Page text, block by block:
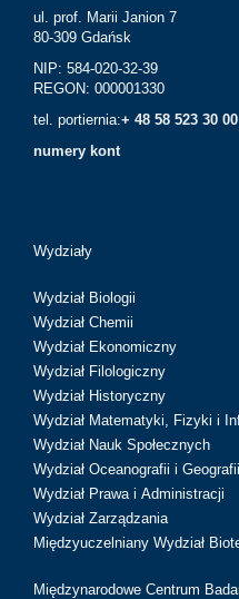
ul. prof. Marii Janion 7
80-309 Gdańsk
NIP: 584-020-32-39
REGON: 000001330
tel. portiernia:+ 48 58 523 30 00
numery kont
Wydziały
Wydział Biologii
Wydział Chemii
Wydział Ekonomiczny
Wydział Filologiczny
Wydział Historyczny
Wydział Matematyki, Fizyki i
Wydział Nauk Społecznych
Wydział Oceanografii i Geografii
Wydział Prawa i Administracji
Wydział Zarządzania
Międzyuczelniany Wydział
Międzynarodowe Centrum